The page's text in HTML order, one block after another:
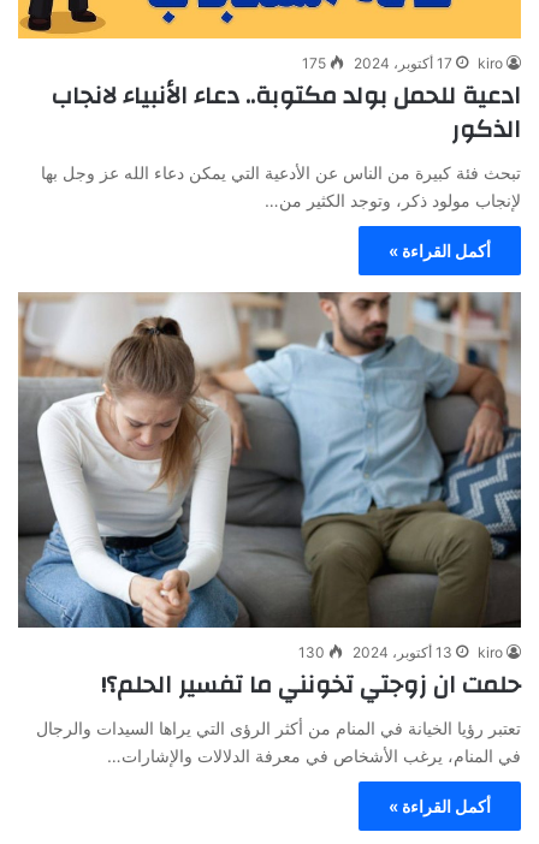
kiro 17 أكتوبر، 2024 175
ادعية للحمل بولد مكتوبة.. دعاء الأنبياء لانجاب
الذكور
تبحث فئة كبيرة من الناس عن الأدعية التي يمكن دعاء الله عز وجل بها
لإنجاب مولود ذكر، وتوجد الكثير من…
أكمل القراءة »
kiro 13 أكتوبر، 2024 130
حلمت ان زوجتي تخونني ما تفسير الحلم؟!
تعتبر رؤيا الخيانة في المنام من أكثر الرؤى التي يراها السيدات والرجال
في المنام، يرغب الأشخاص في معرفة الدلالات والإشارات…
أكمل القراءة »